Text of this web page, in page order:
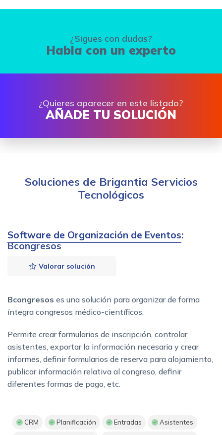
¿Sigues con dudas?
Habla con un experto
¿Quieres aparecer en este listado?
AÑADE TU SOLUCIÓN
Soluciones de Brigantia Servicios
Tecnológicos
Software de Organización de Eventos:
Bcongresos
Valorar solución
Bcongresos es una solución para organizar de forma
íntegra congresos médico-científicos.
Permite crear formularios de inscripción, controlar
asistentes, exportar la información necesaria y crear
informes, definir formularios de reserva para alojamiento,
publicar información relativa al congreso, definir
diferentes formas de pago, etc.
CRM Planificación Entradas Asistentes